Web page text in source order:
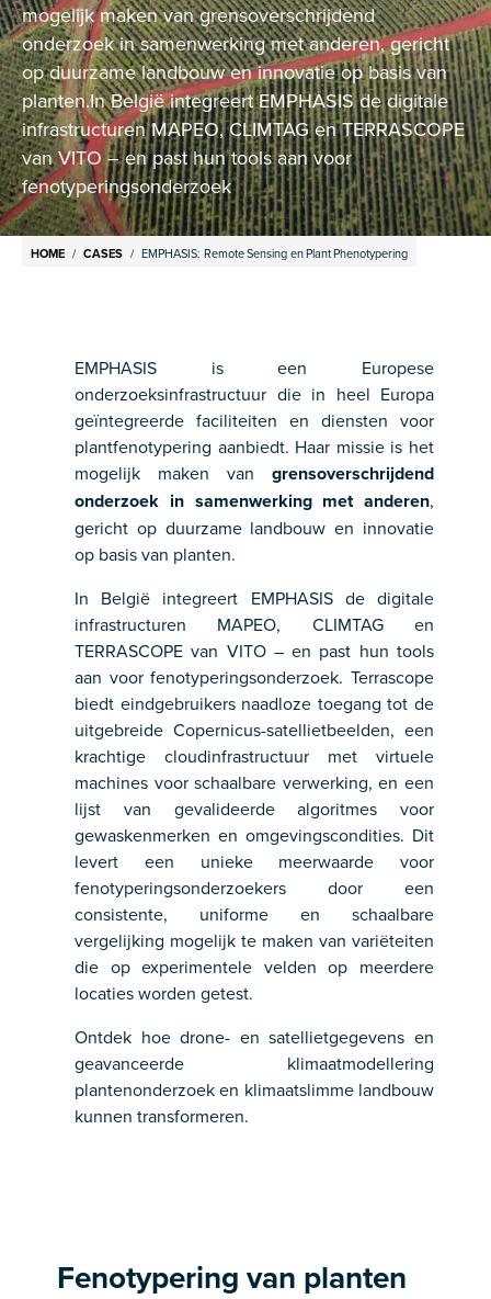
mogelijk maken van grensoverschrijdend
onderzoek in samenwerking met anderen, gericht
op duurzame landbouw en innovatie op basis van
planten.In België integreert EMPHASIS de digitale
infrastructuren MAPEO, CLIMTAG en TERRASCOPE
van VITO – en past hun tools aan voor
fenotyperingsonderzoek
Breadcrumb
HOME CASES EMPHASIS: Remote Sensing en Plant Phenotypering
EMPHASIS is een Europese
onderzoeksinfrastructuur die in heel Europa
geïntegreerde faciliteiten en diensten voor
plantfenotypering aanbiedt. Haar missie is het
mogelijk maken van grensoverschrijdend
onderzoek in samenwerking met anderen,
gericht op duurzame landbouw en innovatie
op basis van planten.
In België integreert EMPHASIS de digitale
infrastructuren MAPEO, CLIMTAG en
TERRASCOPE van VITO – en past hun tools
aan voor fenotyperingsonderzoek. Terrascope
biedt eindgebruikers naadloze toegang tot de
uitgebreide Copernicus-satellietbeelden, een
krachtige cloudinfrastructuur met virtuele
machines voor schaalbare verwerking, en een
lijst van gevalideerde algoritmes voor
gewaskenmerken en omgevingscondities. Dit
levert een unieke meerwaarde voor
fenotyperingsonderzoekers door een
consistente, uniforme en schaalbare
vergelijking mogelijk te maken van variëteiten
die op experimentele velden op meerdere
locaties worden getest.
Ontdek hoe drone- en satellietgegevens en
geavanceerde klimaatmodellering
plantenonderzoek en klimaatslimme landbouw
kunnen transformeren.
Fenotypering van planten